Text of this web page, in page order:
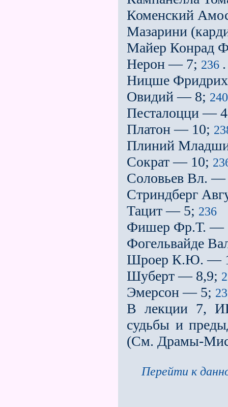
Коменский
Мазарини
Майер Конрад
Нерон — 7; 236 .
Ницше
Овидий — 8; 240
Песталоцци —
Платон — 10;
Плиний
Сократ — 10;
Соловьев Вл.
Стриндберг
Тацит — 5; 236
Фишер Фр.Т. —
Фогельвайде
Шроер К.Ю. —
Шуберт — 8,9;
Эмерсон — 5;
В лекции 7,
судьбы и
(См. Драмы­-
Перейти к